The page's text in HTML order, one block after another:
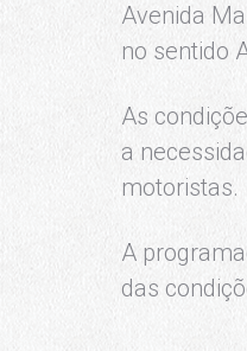
Avenida
no sentido
As
a
motoristas.
A
das